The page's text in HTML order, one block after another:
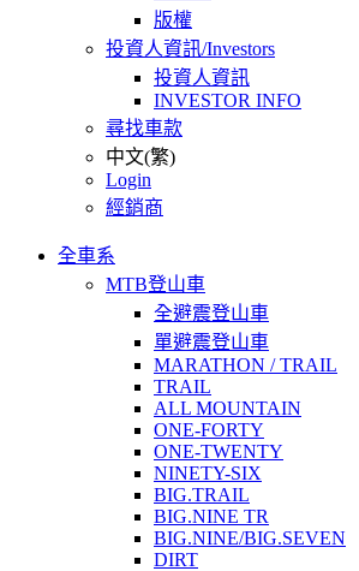
版權
投資人資訊/Investors
投資人資訊
INVESTOR INFO
尋找車款
中文(繁)
Login
經銷商
全車系
MTB登山車
全避震登山車
單避震登山車
MARATHON / TRAIL
TRAIL
ALL MOUNTAIN
ONE-FORTY
ONE-TWENTY
NINETY-SIX
BIG.TRAIL
BIG.NINE TR
BIG.NINE/BIG.SEVEN
DIRT